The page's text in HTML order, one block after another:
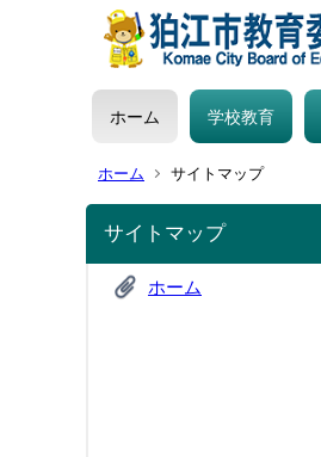
ホーム 学校教育
ホーム サイトマップ
サイトマップ
ホーム